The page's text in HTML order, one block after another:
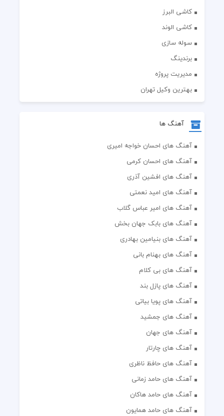
کاشی البرز
کاشی الوند
سوله سازی
برندینگ
مدیریت پروژه
بهترین وکیل تهران
آهنگ ها
آهنگ های احسان خواجه امیری
آهنگ های احسان کرمی
آهنگ های افشین آذری
آهنگ های امید نعمتی
آهنگ های امیر عباس گلاب
آهنگ های بابک جهان بخش
آهنگ های بنیامین بهادری
آهنگ های بهنام بانی
آهنگ های بی کلام
آهنگ های پازل بند
آهنگ های پویا بیاتی
آهنگ های جمشید
آهنگ های جهان
آهنگ های چارتار
آهنگ های حافظ ناظری
آهنگ های حامد زمانی
آهنگ های حامد هاکان
آهنگ های حامد همایون